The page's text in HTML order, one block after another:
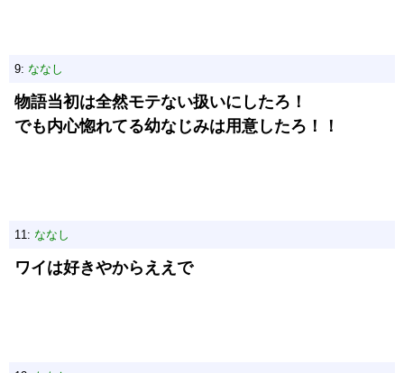
9: ななし
物語当初は全然モテない扱いにしたろ！
でも内心惚れてる幼なじみは用意したろ！！
11: ななし
ワイは好きやからええで